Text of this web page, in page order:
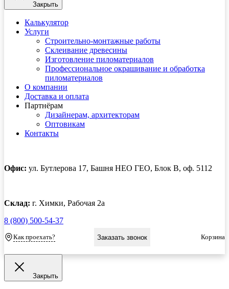
Закрыть
Калькулятор
Услуги
Строительно-монтажные работы
Склеивание древесины
Изготовление пиломатериалов
Профессиональное окрашивание и обработка
пиломатериалов
О компании
Доставка и оплата
Партнёрам
Дизайнерам, архитекторам
Оптовикам
Контакты
Офис: ул. Бутлерова 17, Башня НЕО ГЕО, Блок В, оф. 5112
Склад: г. Химки, Рабочая 2а
8 (800) 500-54-37
Как проехать? Заказать звонок Корзина
Закрыть